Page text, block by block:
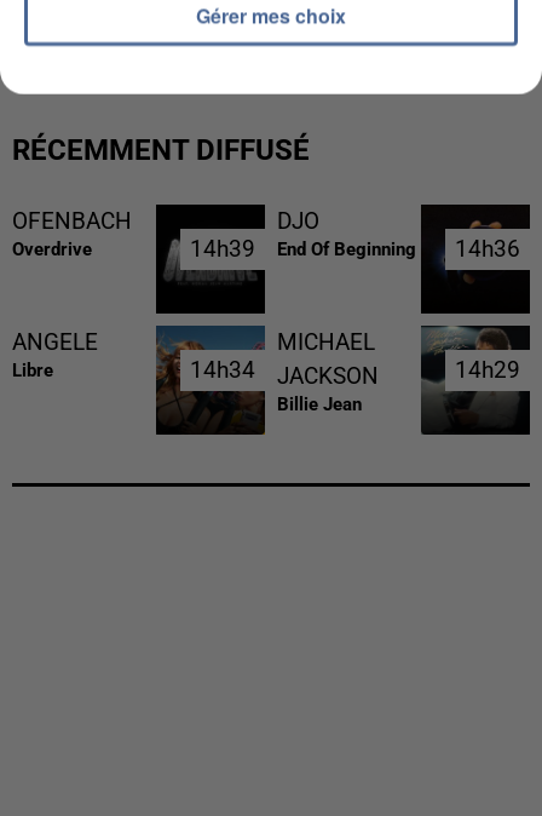
LES FRANÇAIS, FANS DE LA FLEMME
RÉCEMMENT DIFFUSÉ
OFENBACH
Overdrive 14h39
14h39
DJO
End Of Beginning 14h36
14h36
ANGELE
Libre 14h34
14h34
MICHAEL
JACKSON
Billie Jean
14h29
14h29
Gérer mes choix